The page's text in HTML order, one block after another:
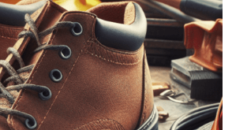
REGEL 112-191